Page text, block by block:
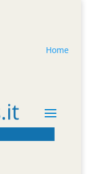
Home